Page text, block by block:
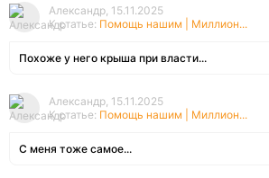
Александр, 15.11.2025
К статье: Помощь нашим | Миллион...
Похоже у него крыша при власти...
Александр, 15.11.2025
К статье: Помощь нашим | Миллион...
С меня тоже самое...